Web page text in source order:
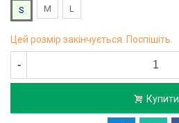
S
M L
Цей розмір закінчується. Поспішіть.
-
Купити